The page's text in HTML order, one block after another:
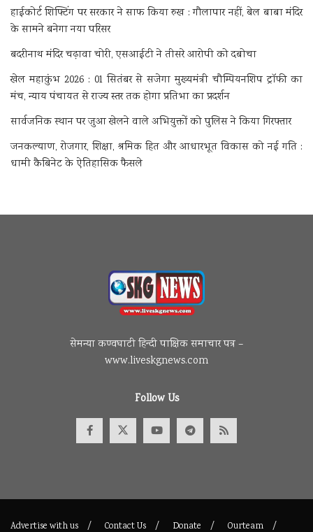
हाईकोर्ट शिफ्टिंग पर सरकार ने साफ किया रुख : गौलापार नहीं, बेल बाबा मंदिर
के सामने बनेगा नया परिसर
बदरीनाथ मंदिर चढ़ावा चोरी, एसआईटी ने तीसरे आरोपी को दबोचा
खेल महाकुंभ 2026 : 01 सितंबर से सजेगा मुख्यमंत्री चौम्पियनशिप ट्रॉफी का
मंच, न्याय पंचायत से राज्य स्तर तक होगा प्रतिभा का प्रदर्शन
सार्वजनिक स्थान पर जुआ खेलने वाले अभियुक्तों को पुलिस ने किया गिरफ्तार
जनकल्याण, रोजगार, शिक्षा, श्रमिक हित और आधारभूत विकास को नई गति :
धामी कैबिनेट के ऐतिहासिक फैसले
सेमन्या कण्वघाटी हिन्दी पाक्षिक समाचार पत्र –
www.liveskgnews.com
Follow Us
Advertise with us Contact Us Donate Ourteam